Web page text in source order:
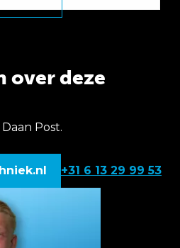
over deze
Post.
+31 6 13 29 99 53